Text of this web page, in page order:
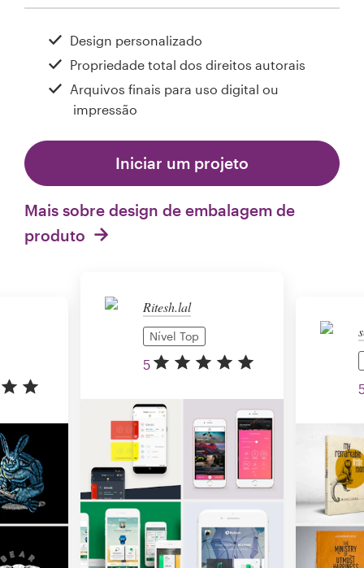
Ritesh.lal
Nível Top
5
Design personalizado
Propriedade total dos direitos autorais
Arquivos finais para uso digital ou
impressão
Iniciar um projeto
Mais sobre design de embalagem de
produto